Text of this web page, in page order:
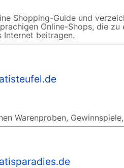
Shopping-Guide und
Online-Shops, die
Internet beitragen.
Warenproben,